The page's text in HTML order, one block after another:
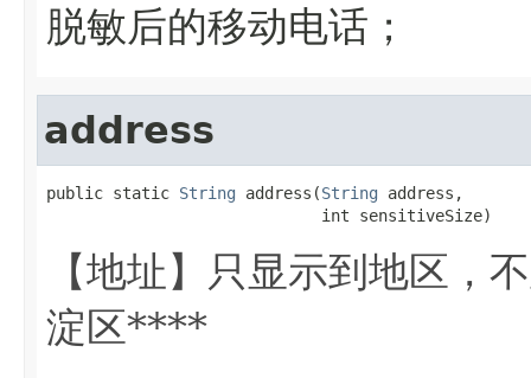
脱敏后的移动电话；
address
public static String address(String address,
                             int sensitiveSize)
【地址】只显示到地区，
淀区****